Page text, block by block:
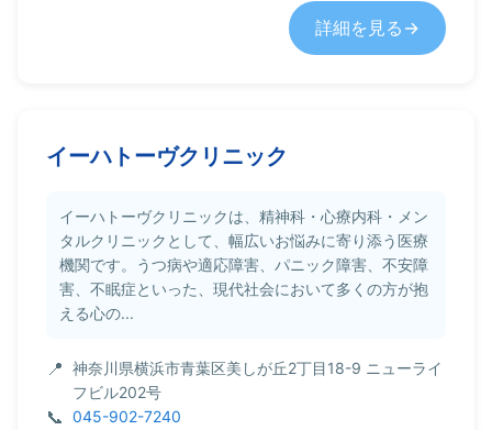
詳細を見る
イーハトーヴクリニック
イーハトーヴクリニックは、精神科・心療内科・メン
タルクリニックとして、幅広いお悩みに寄り添う医療
機関です。うつ病や適応障害、パニック障害、不安障
害、不眠症といった、現代社会において多くの方が抱
える心の...
神奈川県横浜市青葉区美しが丘2丁目18-9 ニューライ
フビル202号
045-902-7240